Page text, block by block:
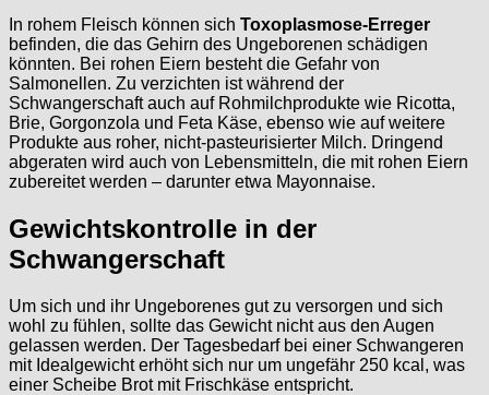
In rohem Fleisch können sich Toxoplasmose-Erreger
befinden, die das Gehirn des Ungeborenen schädigen
könnten. Bei rohen Eiern besteht die Gefahr von
Salmonellen. Zu verzichten ist während der
Schwangerschaft auch auf Rohmilchprodukte wie Ricotta,
Brie, Gorgonzola und Feta Käse, ebenso wie auf weitere
Produkte aus roher, nicht-pasteurisierter Milch. Dringend
abgeraten wird auch von Lebensmitteln, die mit rohen Eiern
zubereitet werden – darunter etwa Mayonnaise.
Gewichtskontrolle in der
Schwangerschaft
Um sich und ihr Ungeborenes gut zu versorgen und sich
wohl zu fühlen, sollte das Gewicht nicht aus den Augen
gelassen werden. Der Tagesbedarf bei einer Schwangeren
mit Idealgewicht erhöht sich nur um ungefähr 250 kcal, was
einer Scheibe Brot mit Frischkäse entspricht.